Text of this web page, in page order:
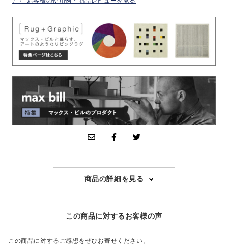
商品の詳細を見る
この商品に対するお客様の声
この商品に対するご感想をぜひお寄せください。